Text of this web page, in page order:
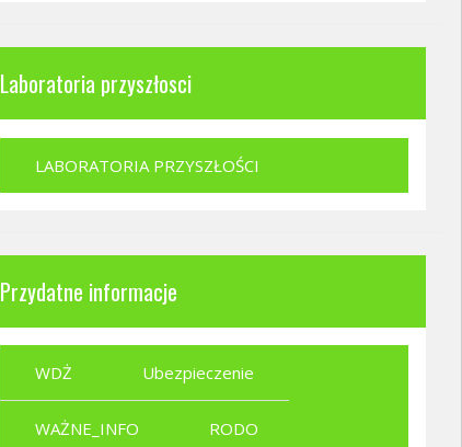
Laboratoria przyszłosci
LABORATORIA PRZYSZŁOŚCI
Przydatne informacje
WDŻ Ubezpieczenie
WAŻNE_INFO RODO